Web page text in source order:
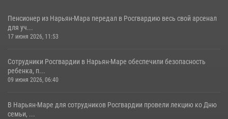
Пенсионер из Нарьян-Мара передал в Росгвардию весь свой арсенал
для уч...
17 июня 2026, 11:53
Сотрудники Росгвардии в Нарьян-Маре обеспечили безопасность
ребенка, п...
09 июня 2026, 06:40
В Нарьян-Маре для сотрудников Росгвардии провели лекцию ко Дню
семьи, ...